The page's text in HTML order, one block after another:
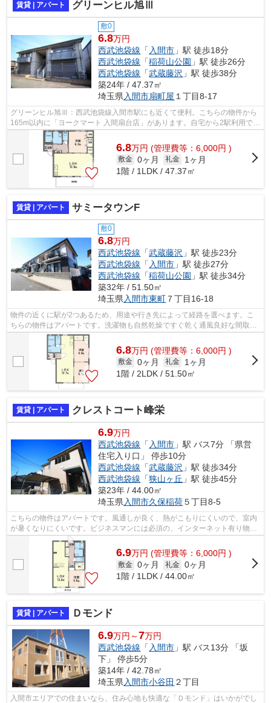
賃貸 | アパート グリーンヒル旭Ⅲ
敷0
6.8万円
西武池袋線 「 入間市 」駅 徒歩18分
西武池袋線 「稲荷山公園 」駅 徒歩26分
西武池袋線 「武蔵藤沢 」駅 徒歩38分
築24年 / 47.37㎡
埼玉県入間市扇町屋 １丁目8-17
グリーンヒル旭Ⅲ：西武池袋線入間市駅にも近くて便利。こちらの物件から
165m以内に「ヨークマート 入間扇台店」があります。自宅から2駅利用でき
る、利便性の高いアパートです。こちら...
6.8万円 (管理費等：6,000円 )
敷金 0ヶ月 礼金
1ヶ月
1階 / 1LDK / 47.37㎡
賃貸 | アパート サミータウンF
敷0
6.8万円
西武池袋線 「武蔵藤沢 」駅 徒歩23分
西武池袋線 「 入間市 」駅 徒歩27分
西武池袋線 「稲荷山公園 」駅 徒歩34分
築32年 / 51.50㎡
埼玉県 入間市東町 ７丁目16-18
物件の近くに駅が2つあるため、用途や行き先によって経路を選べます。こ
ちらの物件はアパートです。洗濯物も自然乾燥ですぐ乾く通風良好な間取り
のアパート。眺望良好なアパートはこち...
6.8万円 (管理費等：6,000円 )
敷金 0ヶ月 礼金
1ヶ月
1階 / 2LDK / 51.50㎡
賃貸 | アパート クレストコート峰栄
6.9万円
西武池袋線 「 入間市 」駅 バス7分 「県営
住宅入り口」 停歩10分
西武池袋線 「武蔵藤沢 」駅 徒歩34分
西武池袋線 「狭山ヶ丘 」駅 徒歩45分
築23年 / 44.00㎡
埼玉県 入間市久保稲荷５丁目8-5
こちらの物件はアパートです。風通しが良く、熱がこもりにくいので、室内
が暑くなりにくいです。ビジネスマンには必須の、インターネット有り物件
です。入間市の地域情報や賃貸物件情...
6.9万円 (管理費等：6,000円 )
敷金 0ヶ月 礼金 0ヶ月
1階 / 1LDK / 44.00㎡
賃貸 | アパート Ｄモンド
6.9万円～7万円
西武池袋線 「 入間市 」駅 バス13分 「坂
下」 停歩5分
築14年 / 42.78㎡
埼玉県 入間市小谷田 ２丁目
入間市エリアでの住まいなら、住み心地も快適な「Ｄモンド」はいかがでし